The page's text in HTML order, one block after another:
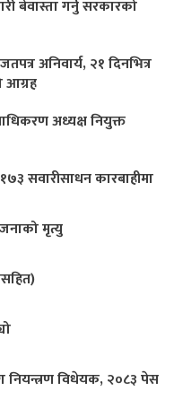
बेवास्ता गर्नु सरकारको
अनिवार्य, २१ दिनभित्र
आग्रह
अध्यक्ष नियुक्त
सवारीसाधन कारबाहीमा
मृत्यु
नियन्त्रण विधेयक, २०८३ पेस